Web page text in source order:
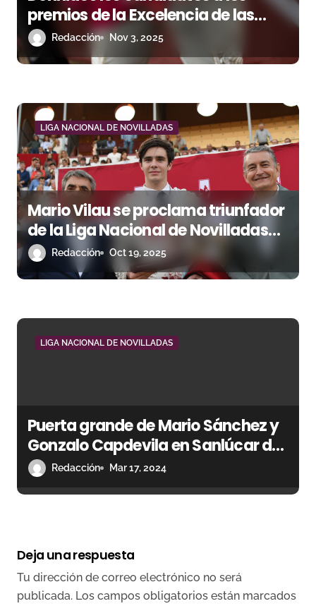
e
n
t
r
a
d
a
s
premios de la Excelencia de las
Cuadrillas de la Liga Nacional de
Novilladas 2025
Redacción Nov 3, 2025
LIGA NACIONAL DE NOVILLADAS
Mario Vilau se proclama triunfador
de la Liga Nacional de Novilladas
2025 en Sanlúcar de Barrameda
Redacción Oct 19, 2025
LIGA NACIONAL DE NOVILLADAS
Puerta grande de Mario Sánchez y
Gonzalo Capdevila en Sanlúcar de
Barrameda
Redacción Mar 17, 2024
Deja una respuesta
Tu dirección de correo electrónico no será
publicada. Los campos obligatorios están marcados